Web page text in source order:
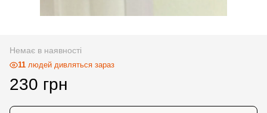
Немає в наявності
11 людей дивляться зараз
230 грн